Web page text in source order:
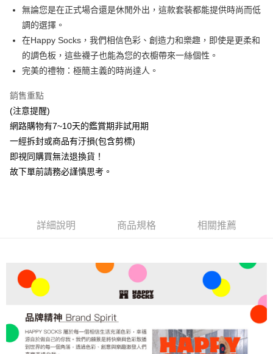
無論您是在正式場合還是休閒外出，這款套裝都能提供時尚而低
調的選擇。
在Happy Socks，我們相信色彩、創造力和樂趣，即使是更柔和
的調色板，這些襪子也能為您的衣櫥帶來一絲個性。
完美的禮物：極簡主義的時尚達人。
銷售重點
(注意提醒)
網路購物有7~10天的鑑賞期非試用期
一經拆封或商品有汙損(包含剪標)
即視同購買無法退換貨！
故下單前請務必謹慎思考。
詳細說明 商品規格 相關推薦